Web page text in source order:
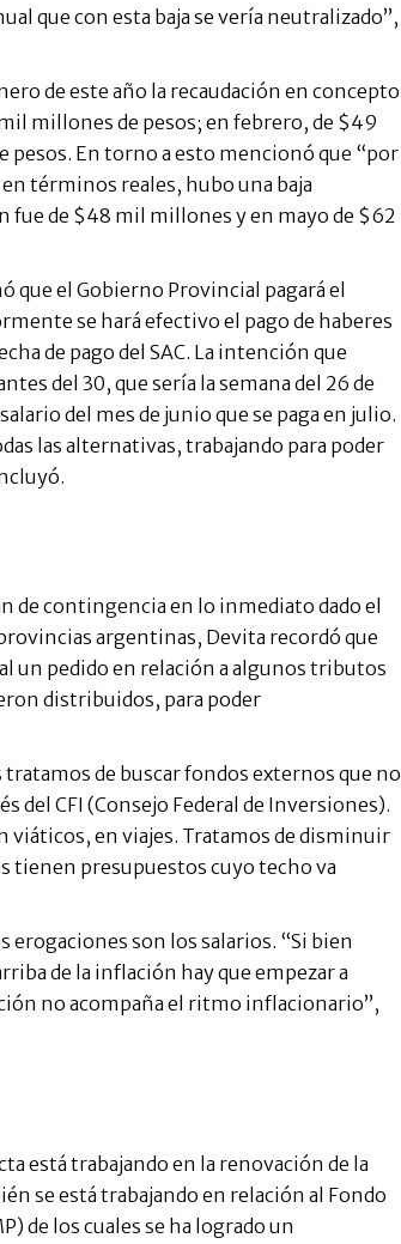
que con esta baja se vería neutralizado”,
de este año la recaudación en concepto
millones de pesos; en febrero, de $49
En torno a esto mencionó que “por
términos reales, hubo una baja
fue de $48 mil millones y en mayo de $62
que el Gobierno Provincial pagará el
se hará efectivo el pago de haberes
de pago del SAC. La intención que
del 30, que sería la semana del 26 de
del mes de junio que se paga en julio.
las alternativas, trabajando para poder
de contingencia en lo inmediato dado el
argentinas, Devita recordó que
un pedido en relación a algunos tributos
distribuidos, para poder
de buscar fondos externos que no
del CFI (Consejo Federal de Inversiones).
viáticos, en viajes. Tratamos de disminuir
tienen presupuestos cuyo techo va
son los salarios. “Si bien
de la inflación hay que empezar a
no acompaña el ritmo inflacionario”,
está trabajando en la renovación de la
se está trabajando en relación al Fondo
de los cuales se ha logrado un